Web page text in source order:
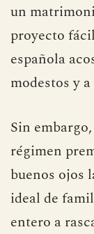
un
proyecto
española
modestos y
Sin
régimen
buenos ojos
ideal de
entero a